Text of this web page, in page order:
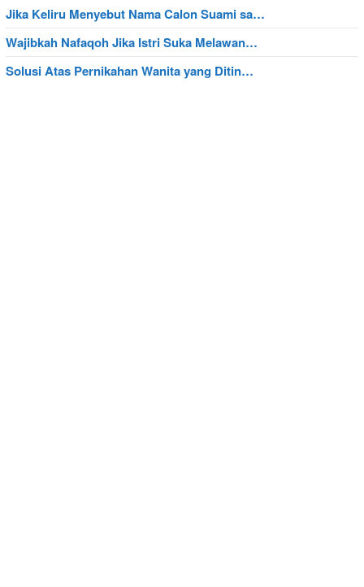
Jika Keliru Menyebut Nama Calon Suami sa…
Wajibkah Nafaqoh Jika Istri Suka Melawan…
Solusi Atas Pernikahan Wanita yang Ditin…